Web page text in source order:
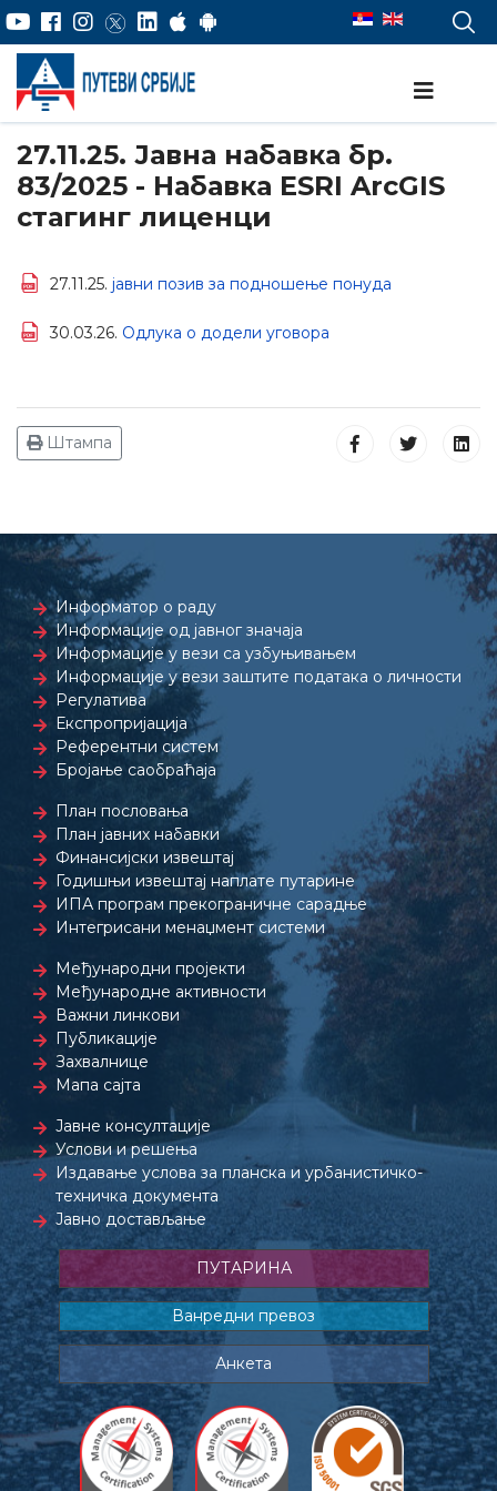
27.11.25. Јавна набавка бр.
83/2025 - Набавка ESRI ArcGIS
стагинг лиценци
27.11.25. јавни позив за подношење понуда
30.03.26. Одлука о додели уговора
Штампа
Информатор о раду
Информације од јавног значаја
Информације у вези са узбуњивањем
Информације у вези заштите података о личности
Регулатива
Експропријација
Референтни систем
Бројање саобраћаја
План пословања
План јавних набавки
Финансијски извештај
Годишњи извештај наплате путарине
ИПА програм прекограничне сарадње
Интегрисани менаџмент системи
Међународни пројекти
Међународне активности
Важни линкови
Публикације
Захвалнице
Мапа сајта
Јавне консултације
Услови и решења
Издавање услова за планска и урбанистичко-
техничка документа
Јавно достављање
ПУТАРИНА
Ванредни превоз
Анкета